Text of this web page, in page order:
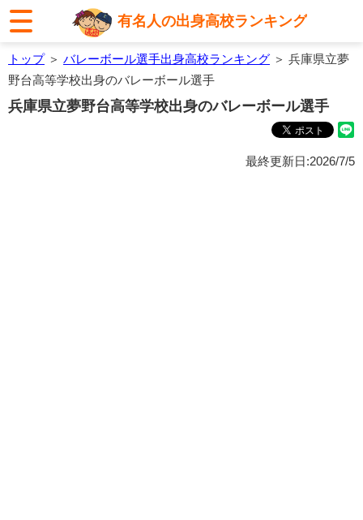
有名人の出身高校ランキング
トップ＞ バレーボール選手出身高校ランキング ＞ 兵庫県立夢
野台高等学校出身のバレーボール選手
兵庫県立夢野台高等学校出身のバレーボール選手
最終更新日:2026/7/5